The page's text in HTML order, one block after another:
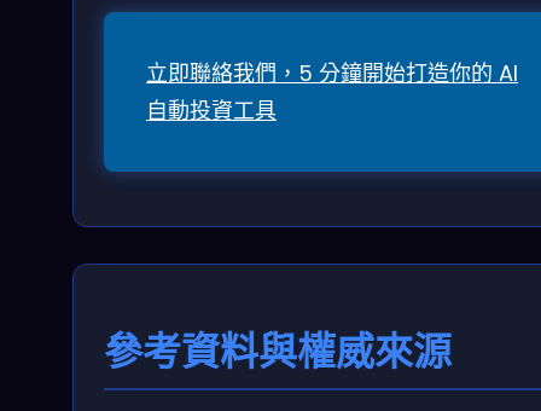
立即聯絡我們，5 分鐘開始打造你的 AI
自動投資工具
參考資料與權威來源